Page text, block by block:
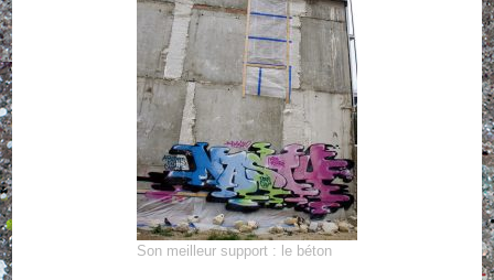
Son meilleur support : le béton